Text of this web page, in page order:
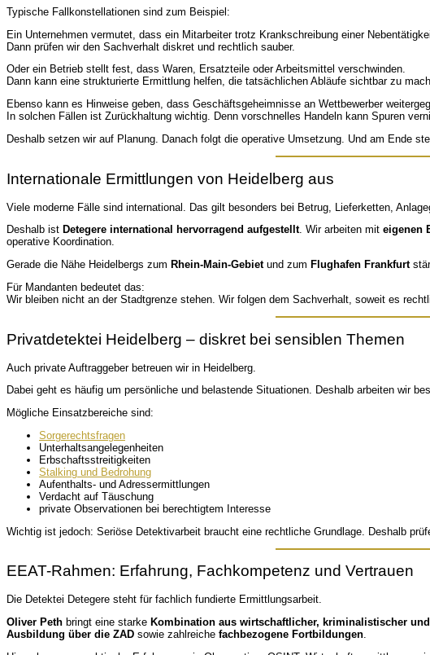
Typische Fallkonstellationen sind zum Beispiel:
Ein Unternehmen vermutet, dass ein Mitarbeiter trotz Krankschreibung einer
Dann prüfen wir den Sachverhalt diskret und rechtlich sauber.
Oder ein Betrieb stellt fest, dass Waren, Ersatzteile oder Arbeitsmittel verschwinden.
Dann kann eine strukturierte Ermittlung helfen, die tatsächlichen Abläufe sichtbar zu
Ebenso kann es Hinweise geben, dass Geschäftsgeheimnisse an Wettbewerber
In solchen Fällen ist Zurückhaltung wichtig. Denn vorschnelles Handeln kann Spuren
Deshalb setzen wir auf Planung. Danach folgt die operative Umsetzung. Und am Ende
Internationale Ermittlungen von Heidelberg aus
Viele moderne Fälle sind international. Das gilt besonders bei Betrug, Lieferketten,
Deshalb ist Detegere international hervorragend aufgestellt. Wir arbeiten mit eigenen
operative Koordination.
Gerade die Nähe Heidelbergs zum Rhein-Main-Gebietund zum Flughafen Frankfurt
Für Mandanten bedeutet das:
Wir bleiben nicht an der Stadtgrenze stehen. Wir folgen dem Sachverhalt, soweit es
Privatdetektei Heidelberg – diskret bei sensiblen Themen
Auch private Auftraggeber betreuen wir in Heidelberg.
Dabei geht es häufig um persönliche und belastende Situationen. Deshalb arbeiten wir
Mögliche Einsatzbereiche sind:
Sorgerechtsfragen
Unterhaltsangelegenheiten
Erbschaftsstreitigkeiten
Stalking und Bedrohung
Aufenthalts- und Adressermittlungen
Verdacht auf Täuschung
private Observationen bei berechtigtem Interesse
Wichtig ist jedoch: Seriöse Detektivarbeit braucht eine rechtliche Grundlage. Deshalb
EEAT-Rahmen: Erfahrung, Fachkompetenz und Vertrauen
Die Detektei Detegere steht für fachlich fundierte Ermittlungsarbeit.
Oliver Peth bringt eine starke Kombination aus wirtschaftlicher, kriminalistischer
Ausbildung über die ZAD sowie zahlreiche fachbezogene Fortbildungen.